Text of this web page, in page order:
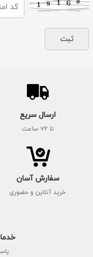
ارسال سریع
تا 72 ساعت
سفارش آسان
خرید آنلاین و حضوری